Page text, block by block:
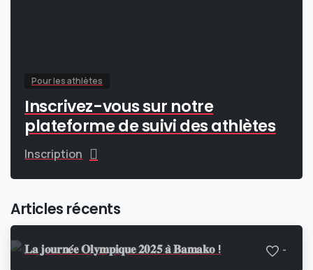
Pour les athlètes
Inscrivez-vous sur notre
plateforme de suivi des athlètes
Inscription
Articles récents
𝐋𝐚 𝐣𝐨𝐮𝐫𝐧𝐞́𝐞 𝐎𝐥𝐲𝐦𝐩𝐢𝐪𝐮𝐞 𝟐𝟎𝟐𝟓 𝐚̀ 𝐁𝐚𝐦𝐚𝐤𝐨 ! -